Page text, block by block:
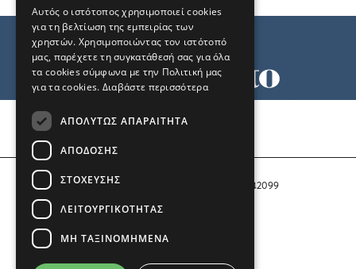
Αριθμός Πιστοποίησης Μ.Η.Τ. 242099
COPYRIGHT © 2026 Το Μανιφέστο
Αυτός ο ιστότοπος χρησιμοποιεί cookies
για τη βελτίωση της εμπειρίας των
χρηστών. Χρησιμοποιώντας τον ιστότοπό
μας, παρέχετε τη συγκατάθεσή σας για όλα
τα cookies σύμφωνα με την Πολιτική μας
για τα cookies. Διαβάστε περισσότερα
ΑΠΟΛΎΤΩΣ ΑΠΑΡΑΊΤΗΤΑ
ΑΠΌΔΟΣΗΣ
ΣΤΌΧΕΥΣΗΣ
ΛΕΙΤΟΥΡΓΙΚΌΤΗΤΑΣ
ΜΗ ΤΑΞΙΝΟΜΗΜΈΝΑ